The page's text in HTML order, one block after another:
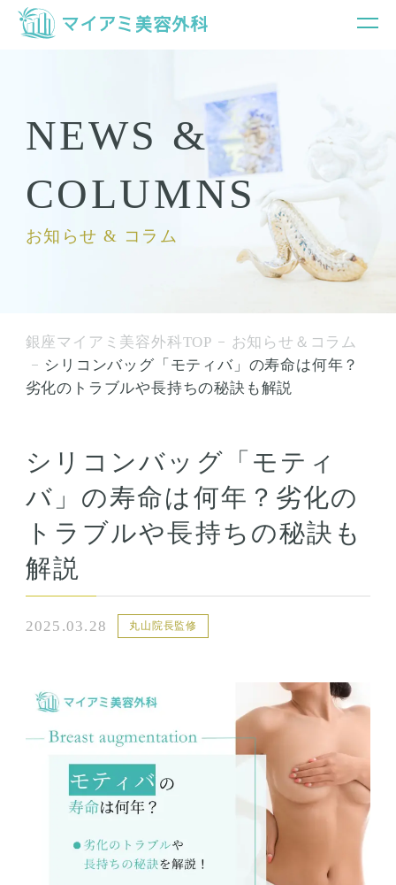
NEWS &
COLUMNS
お知らせ & コラム
銀座マイアミ美容外科TOP
お知らせ＆コラム
シリコンバッグ「モティバ」の寿命は何年？
劣化のトラブルや長持ちの秘訣も解説
シリコンバッグ「モティ
バ」の寿命は何年？劣化の
トラブルや長持ちの秘訣も
解説
2025.03.28 丸山院長監修